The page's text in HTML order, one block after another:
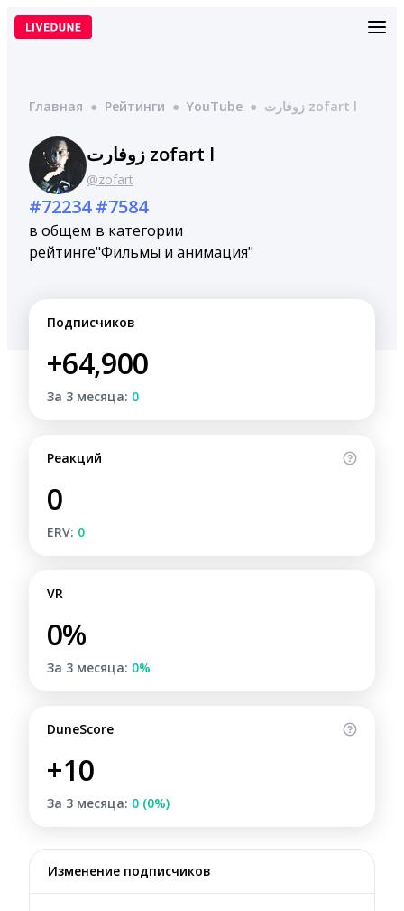
Перейти
Главная ● Рейтинги ● YouTube ● زوفارت zofart l
زوفارت zofart l
@zofart
#72234
в общем
рейтинге
#7584
в категории
"Фильмы и анимация"
Подписчиков
+64,900
За 3 месяца: 0
Реакций
0
ERV: 0
VR
0%
За 3 месяца: 0%
DuneScore
+10
За 3 месяца: 0 (0%)
Изменение подписчиков